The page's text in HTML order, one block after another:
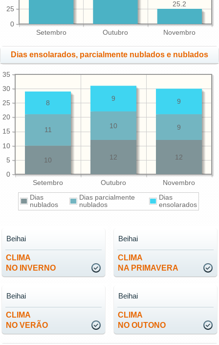
Setembro Outubro Novembro
0
25
25.2
Dias ensolarados, parcialmente nublados e nublados
Setembro Outubro Novembro
0
5
10
15
20
25
30
35
12
12
10
9
10
11
9
9
8
Dias
nublados
Dias parcialmente
nublados
Dias
ensolarados
CLIMA
NO INVERNO
Beihai
CLIMA
NA PRIMAVERA
Beihai
CLIMA
NO VERÃO
Beihai
CLIMA
NO OUTONO
Beihai